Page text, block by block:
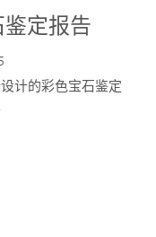
鉴定报告
计的彩色宝石鉴定